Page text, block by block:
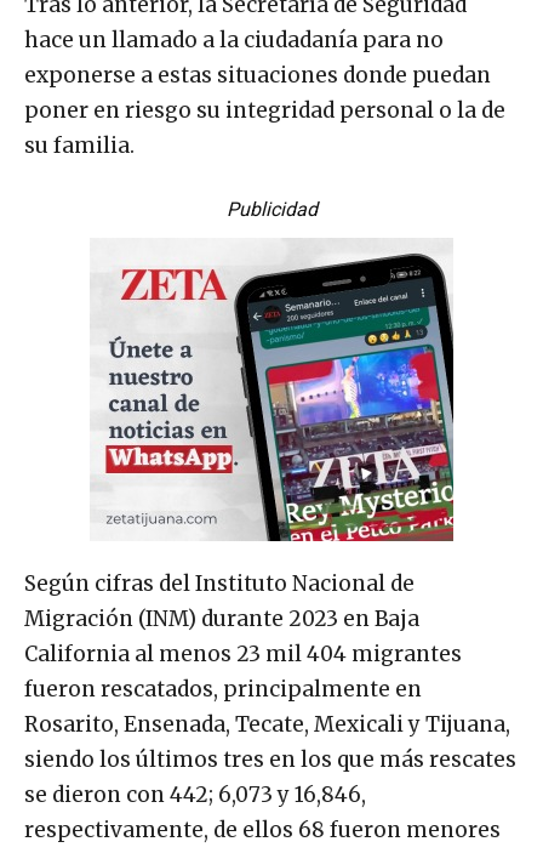
hace un llamado a la ciudadanía para no
exponerse a estas situaciones donde puedan
poner en riesgo su integridad personal o la de
su familia.
Publicidad
Según cifras del Instituto Nacional de
Migración (INM) durante 2023 en Baja
California al menos 23 mil 404 migrantes
fueron rescatados, principalmente en
Rosarito, Ensenada, Tecate, Mexicali y Tijuana,
siendo los últimos tres en los que más rescates
se dieron con 442; 6,073 y 16,846,
respectivamente, de ellos 68 fueron menores